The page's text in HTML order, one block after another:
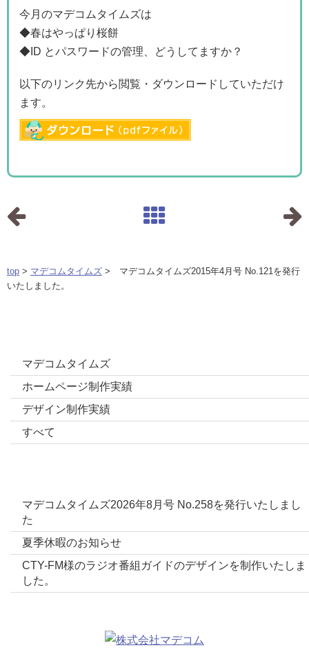
今月のマデコムタイムズは
◆春はやっぱり桜餅
◆ID とパスワードの管理、どうしてますか？
以下のリンク先から閲覧・ダウンロードしていただけ
ます。
top > マデコムタイムズ > マデコムタイムズ2015年4月号 No.121を発行
いたしました。
マデコムタイムズ
ホームページ制作実績
デザイン制作実績
すべて
マデコムタイムズ2026年8月号 No.258を発行いたしまし
た
夏季休暇のお知らせ
CTY-FM様のラジオ番組ガイドのデザインを制作いたしま
した。